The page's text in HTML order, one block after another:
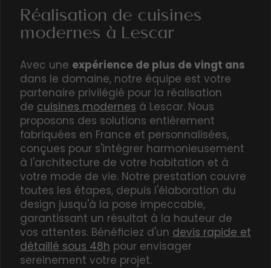
Réalisation de cuisines
modernes à Lescar
Avec une expérience de plus de vingt ans
dans le domaine, notre équipe est votre
partenaire privilégié pour la réalisation
de cuisines modernes à Lescar. Nous
proposons des solutions entièrement
fabriquées en France et personnalisées,
conçues pour s'intégrer harmonieusement
à l'architecture de votre habitation et à
votre mode de vie. Notre prestation couvre
toutes les étapes, depuis l'élaboration du
design jusqu'à la pose impeccable,
garantissant un résultat à la hauteur de
vos attentes. Bénéficiez d'un devis rapide et
détaillé sous 48h pour envisager
sereinement votre projet.